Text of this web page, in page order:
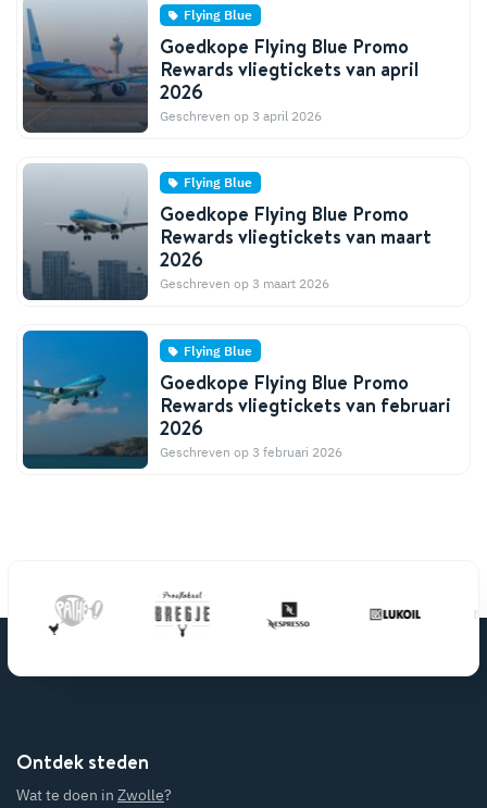
Flying Blue
Goedkope Flying Blue Promo
Rewards vliegtickets van april
2026
Geschreven op 3 april 2026
Flying Blue
Goedkope Flying Blue Promo
Rewards vliegtickets van maart
2026
Geschreven op 3 maart 2026
Flying Blue
Goedkope Flying Blue Promo
Rewards vliegtickets van februari
2026
Geschreven op 3 februari 2026
Ontdek steden
Wat te doen in Zwolle?